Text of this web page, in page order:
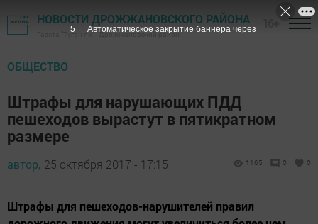
НОВОСТИ ДРОЖЖАНОВСКОГО РАЙОНА
Газета "Туган як" - Дрожжановский район
ОБЩЕСТВО
Штрафы для нарушающих ПДД
пешеходов вырастут в пятикратном
размере
автор, 25 октября 2017 - 17:15 1165 0 0
Штрафы для пешеходов-нарушителей правил
4 Автоматическое закрытие баннера через